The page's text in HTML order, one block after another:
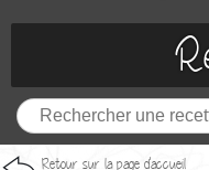
Retour sur la page d'accueil